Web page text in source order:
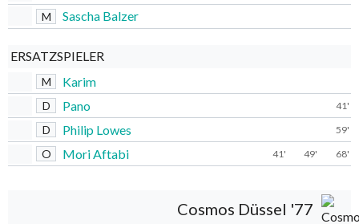
M Sascha Balzer
ERSATZSPIELER
M Karim
D Pano 41'
D Philip Lowes 59'
O Mori Aftabi 41' 49' 68'
Cosmos Düssel '77